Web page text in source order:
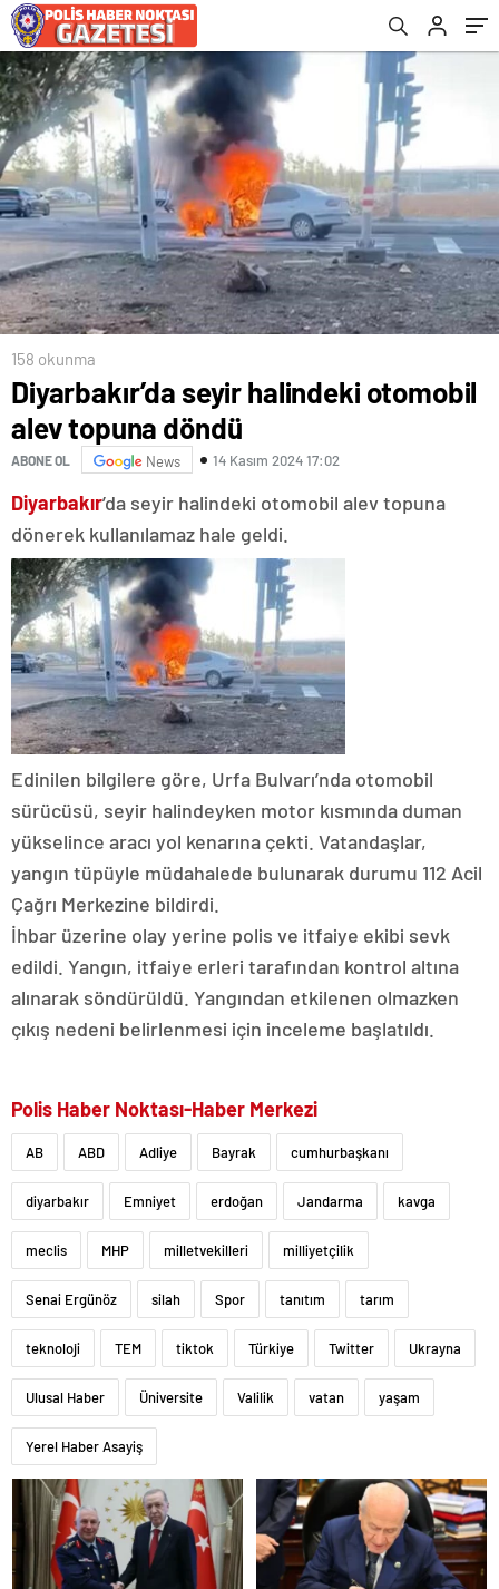
158 okunma
Diyarbakır’da seyir halindeki otomobil
alev topuna döndü
ABONE OL News 14 Kasım 2024 17:02
Diyarbakır’da seyir halindeki otomobil alev topuna
dönerek kullanılamaz hale geldi.
Edinilen bilgilere göre, Urfa Bulvarı’nda otomobil
sürücüsü, seyir halindeyken motor kısmında duman
yükselince aracı yol kenarına çekti. Vatandaşlar,
yangın tüpüyle müdahalede bulunarak durumu 112 Acil
Çağrı Merkezine bildirdi.
İhbar üzerine olay yerine polis ve itfaiye ekibi sevk
edildi. Yangın, itfaiye erleri tarafından kontrol altına
alınarak söndürüldü. Yangından etkilenen olmazken
çıkış nedeni belirlenmesi için inceleme başlatıldı.
Polis Haber Noktası-Haber Merkezi
AB ABD Adliye Bayrak cumhurbaşkanı
diyarbakır Emniyet erdoğan Jandarma kavga
meclis MHP milletvekilleri milliyetçilik
Senai Ergünöz silah Spor tanıtım tarım
teknoloji TEM tiktok Türkiye Twitter Ukrayna
Ulusal Haber Üniversite Valilik vatan yaşam
Yerel Haber Asayiş